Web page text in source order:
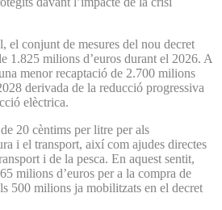
el conjunt de mesures del nou decret
1.825 milions d’euros durant el 2026. A
menor recaptació de 2.700 milions
derivada de la reducció progressiva
elèctrica.
20 cèntims per litre per als
i el transport, així com ajudes directes
i de la pesca. En aquest sentit,
milions d’euros per a la compra de
500 milions ja mobilitzats en el decret